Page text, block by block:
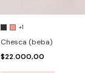
+1
Chesca (beba)
$22.000,00